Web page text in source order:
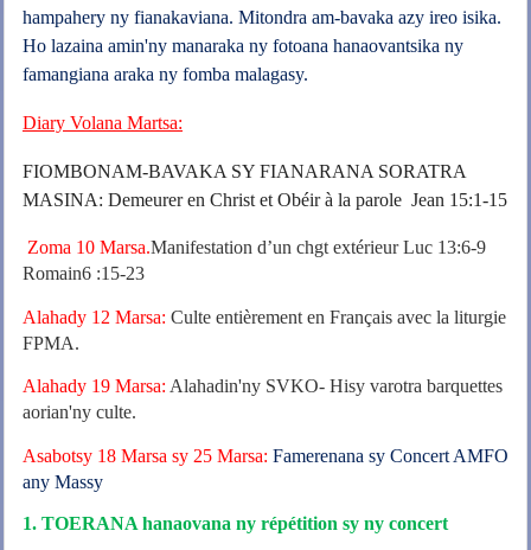
hampahery ny fianakaviana. Mitondra am-bavaka azy ireo isika.
Ho lazaina amin'ny manaraka ny fotoana hanaovantsika ny
famangiana araka ny fomba malagasy.
Diary Volana Martsa:
FIOMBONAM-BAVAKA SY FIANARANA SORATRA
MASINA: Demeurer en Christ et Obéir à la parole Jean 15:1-15
Zoma 10 Marsa.Manifestation d’un chgt extérieur Luc 13:6-9
Romain6 :15-23
Alahady 12 Marsa: Culte entièrement en Français avec la liturgie
FPMA.
Alahady 19 Marsa: Alahadin'ny SVKO- Hisy varotra barquettes
aorian'ny culte.
Asabotsy 18 Marsa sy 25 Marsa: Famerenana sy Concert AMFO
any Massy
1. TOERANA hanaovana ny répétition sy ny concert